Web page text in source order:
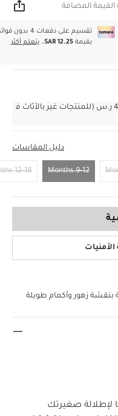
المضافة
تقسيم على دفعات 4 بدون
بقيمةSAR 12.25. يتعلم أكثر
شحن مجاني للطلبات التي تزيد عن 400 ر.س (للمنتجات غير بالأثاث ف
دليل المقاسات
9-12 Months
12-18 Months
زهور وأكمام طويلة
لإطلالة صغيرتك